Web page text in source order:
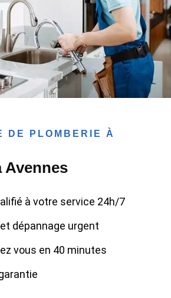
DE PLOMBERIE À
Avennes
à votre service 24h/7
dépannage urgent
vous en 40 minutes